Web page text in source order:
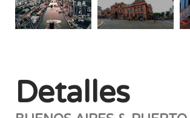
Detalles